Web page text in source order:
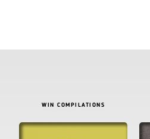
WIN COMPILATIONS